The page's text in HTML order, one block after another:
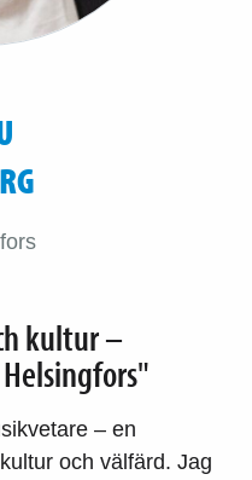
kultur –
– en
och välfärd. Jag